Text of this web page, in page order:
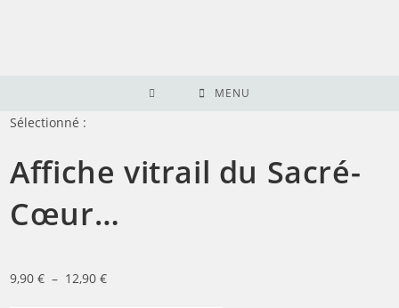
MENU
Sélectionné :
Affiche vitrail du Sacré-
Cœur…
9,90€ – 12,90€Plage